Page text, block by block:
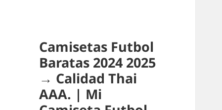
Camisetas Futbol
Baratas 2024 2025
→ Calidad Thai
AAA. | Mi